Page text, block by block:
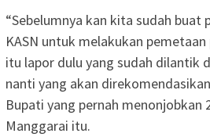
“Sebelumnya kan kita sudah buat
KASN untuk melakukan
itu lapor dulu yang sudah dilantik
nanti yang akan
Bupati yang pernah menonjobkan
Manggarai itu.